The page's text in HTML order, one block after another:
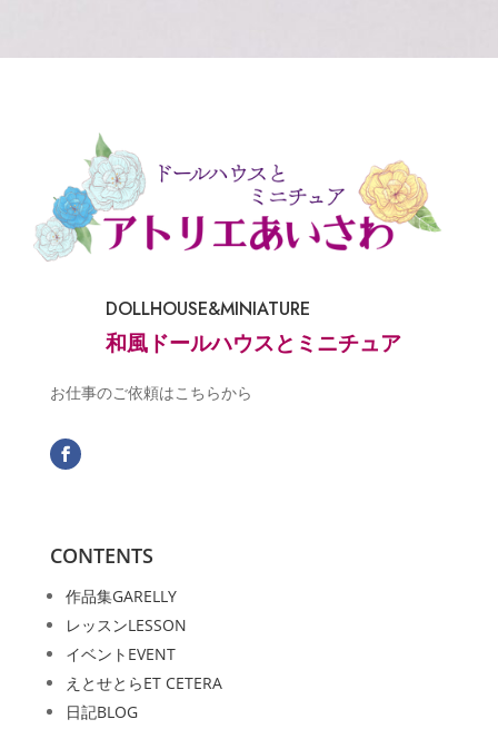
DOLLHOUSE&MINIATURE
和風ドールハウスとミニチュア
お仕事のご依頼はこちらから
CONTENTS
作品集GARELLY
レッスンLESSON
イベント EVENT
えとせとらET CETERA
日記BLOG